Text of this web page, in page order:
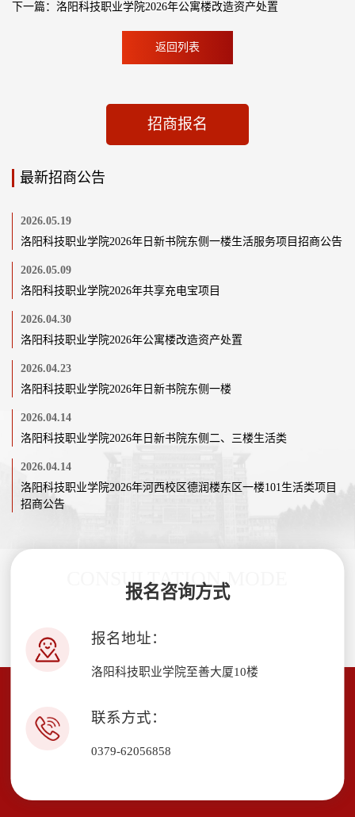
下一篇：洛阳科技职业学院2026年公寓楼改造资产处置
返回列表
招商报名
最新招商公告
2026.05.19
洛阳科技职业学院2026年日新书院东侧一楼生活服务项目招商公告
2026.05.09
洛阳科技职业学院2026年共享充电宝项目
2026.04.30
洛阳科技职业学院2026年公寓楼改造资产处置
2026.04.23
洛阳科技职业学院2026年日新书院东侧一楼
2026.04.14
洛阳科技职业学院2026年日新书院东侧二、三楼生活类
2026.04.14
洛阳科技职业学院2026年河西校区德润楼东区一楼101生活类项目
招商公告
CONSULTATION MODE
报名咨询方式
报名地址：
洛阳科技职业学院至善大厦10楼
联系方式：
0379-62056858